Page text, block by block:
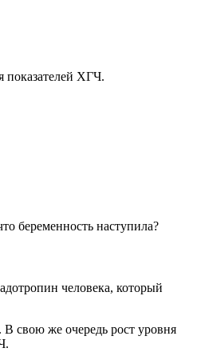
показателей ХГЧ.
беременность наступила?
человека, который
свою же очередь рост уровня